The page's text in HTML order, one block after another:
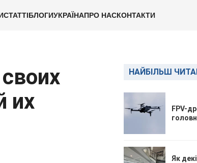
СТАТТІБЛОГИУКРАЇНАПРО НАСКОНТАКТИ
их
НАЙБІЛЬШ
FPV-
Як